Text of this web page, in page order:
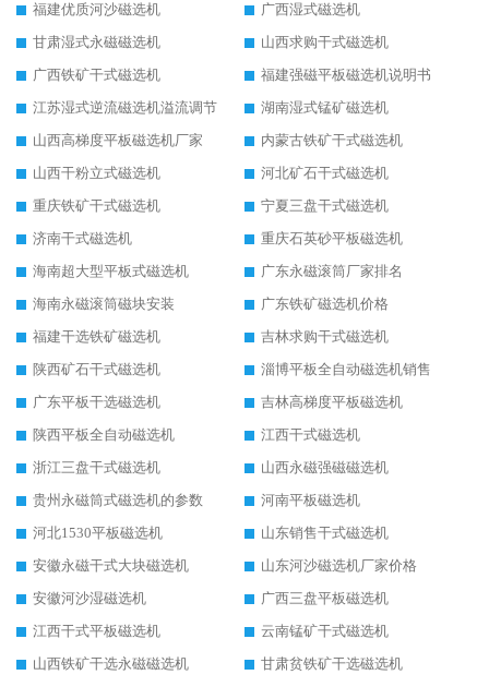
福建优质河沙磁选机
广西湿式磁选机
甘肃湿式永磁磁选机
山西求购干式磁选机
广西铁矿干式磁选机
福建强磁平板磁选机说明书
江苏湿式逆流磁选机溢流调节
湖南湿式锰矿磁选机
山西高梯度平板磁选机厂家
内蒙古铁矿干式磁选机
山西干粉立式磁选机
河北矿石干式磁选机
重庆铁矿干式磁选机
宁夏三盘干式磁选机
济南干式磁选机
重庆石英砂平板磁选机
海南超大型平板式磁选机
广东永磁滚筒厂家排名
海南永磁滚筒磁块安装
广东铁矿磁选机价格
福建干选铁矿磁选机
吉林求购干式磁选机
陕西矿石干式磁选机
淄博平板全自动磁选机销售
广东平板干选磁选机
吉林高梯度平板磁选机
陕西平板全自动磁选机
江西干式磁选机
浙江三盘干式磁选机
山西永磁强磁磁选机
贵州永磁筒式磁选机的参数
河南平板磁选机
河北1530平板磁选机
山东销售干式磁选机
安徽永磁干式大块磁选机
山东河沙磁选机厂家价格
安徽河沙湿磁选机
广西三盘平板磁选机
江西干式平板磁选机
云南锰矿干式磁选机
山西铁矿干选永磁磁选机
甘肃贫铁矿干选磁选机